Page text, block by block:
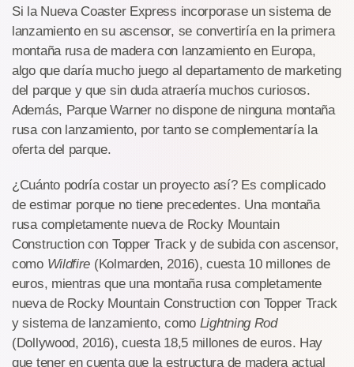
Si la Nueva Coaster Express incorporase un sistema de
lanzamiento en su ascensor, se convertiría en la primera
montaña rusa de madera con lanzamiento en Europa,
algo que daría mucho juego al departamento de marketing
del parque y que sin duda atraería muchos curiosos.
Además, Parque Warner no dispone de ninguna montaña
rusa con lanzamiento, por tanto se complementaría la
oferta del parque.
¿Cuánto podría costar un proyecto así? Es complicado
de estimar porque no tiene precedentes. Una montaña
rusa completamente nueva de Rocky Mountain
Construction con Topper Track y de subida con ascensor,
como Wildfire (Kolmarden, 2016), cuesta 10 millones de
euros, mientras que una montaña rusa completamente
nueva de Rocky Mountain Construction con Topper Track
y sistema de lanzamiento, como Lightning Rod
(Dollywood, 2016), cuesta 18,5 millones de euros. Hay
que tener en cuenta que la estructura de madera actual